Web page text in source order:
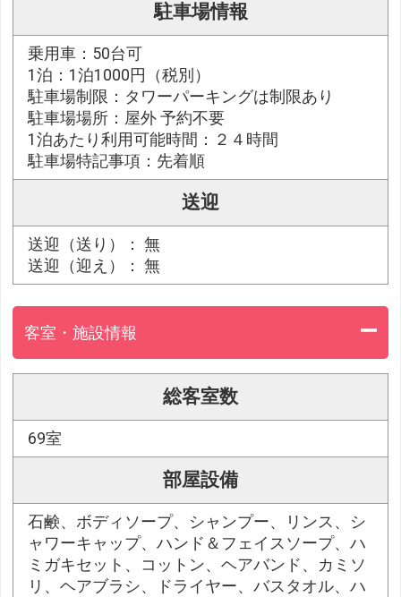
駐車場情報
乗用車：50台可
1泊：1泊1000円（税別）
駐車場制限：タワーパーキングは制限あり
駐車場場所：屋外 予約不要
1泊あたり利用可能時間：２４時間
駐車場特記事項：先着順
送迎
送迎（送り）： 無
送迎（迎え）： 無
客室・施設情報
総客室数
69室
部屋設備
石鹸、ボディソープ、シャンプー、リンス、シ
ャワーキャップ、ハンド＆フェイスソープ、ハ
ミガキセット、コットン、ヘアバンド、カミソ
リ、ヘアブラシ、ドライヤー、バスタオル、ハ